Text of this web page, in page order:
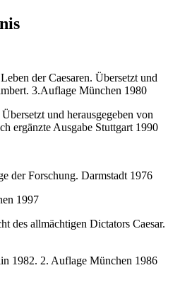
der Caesaren. Übersetzt und
3.Auflage München 1980
und herausgegeben von
ergänzte Ausgabe Stuttgart 1990
der Forschung. Darmstadt 1976
1997
des allmächtigen Dictators Caesar.
1982. 2. Auflage München 1986